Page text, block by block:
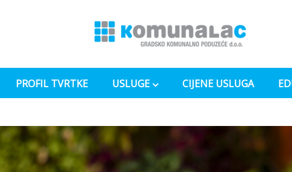
PROFIL TVRTKE USLUGE CIJENE USLUGA